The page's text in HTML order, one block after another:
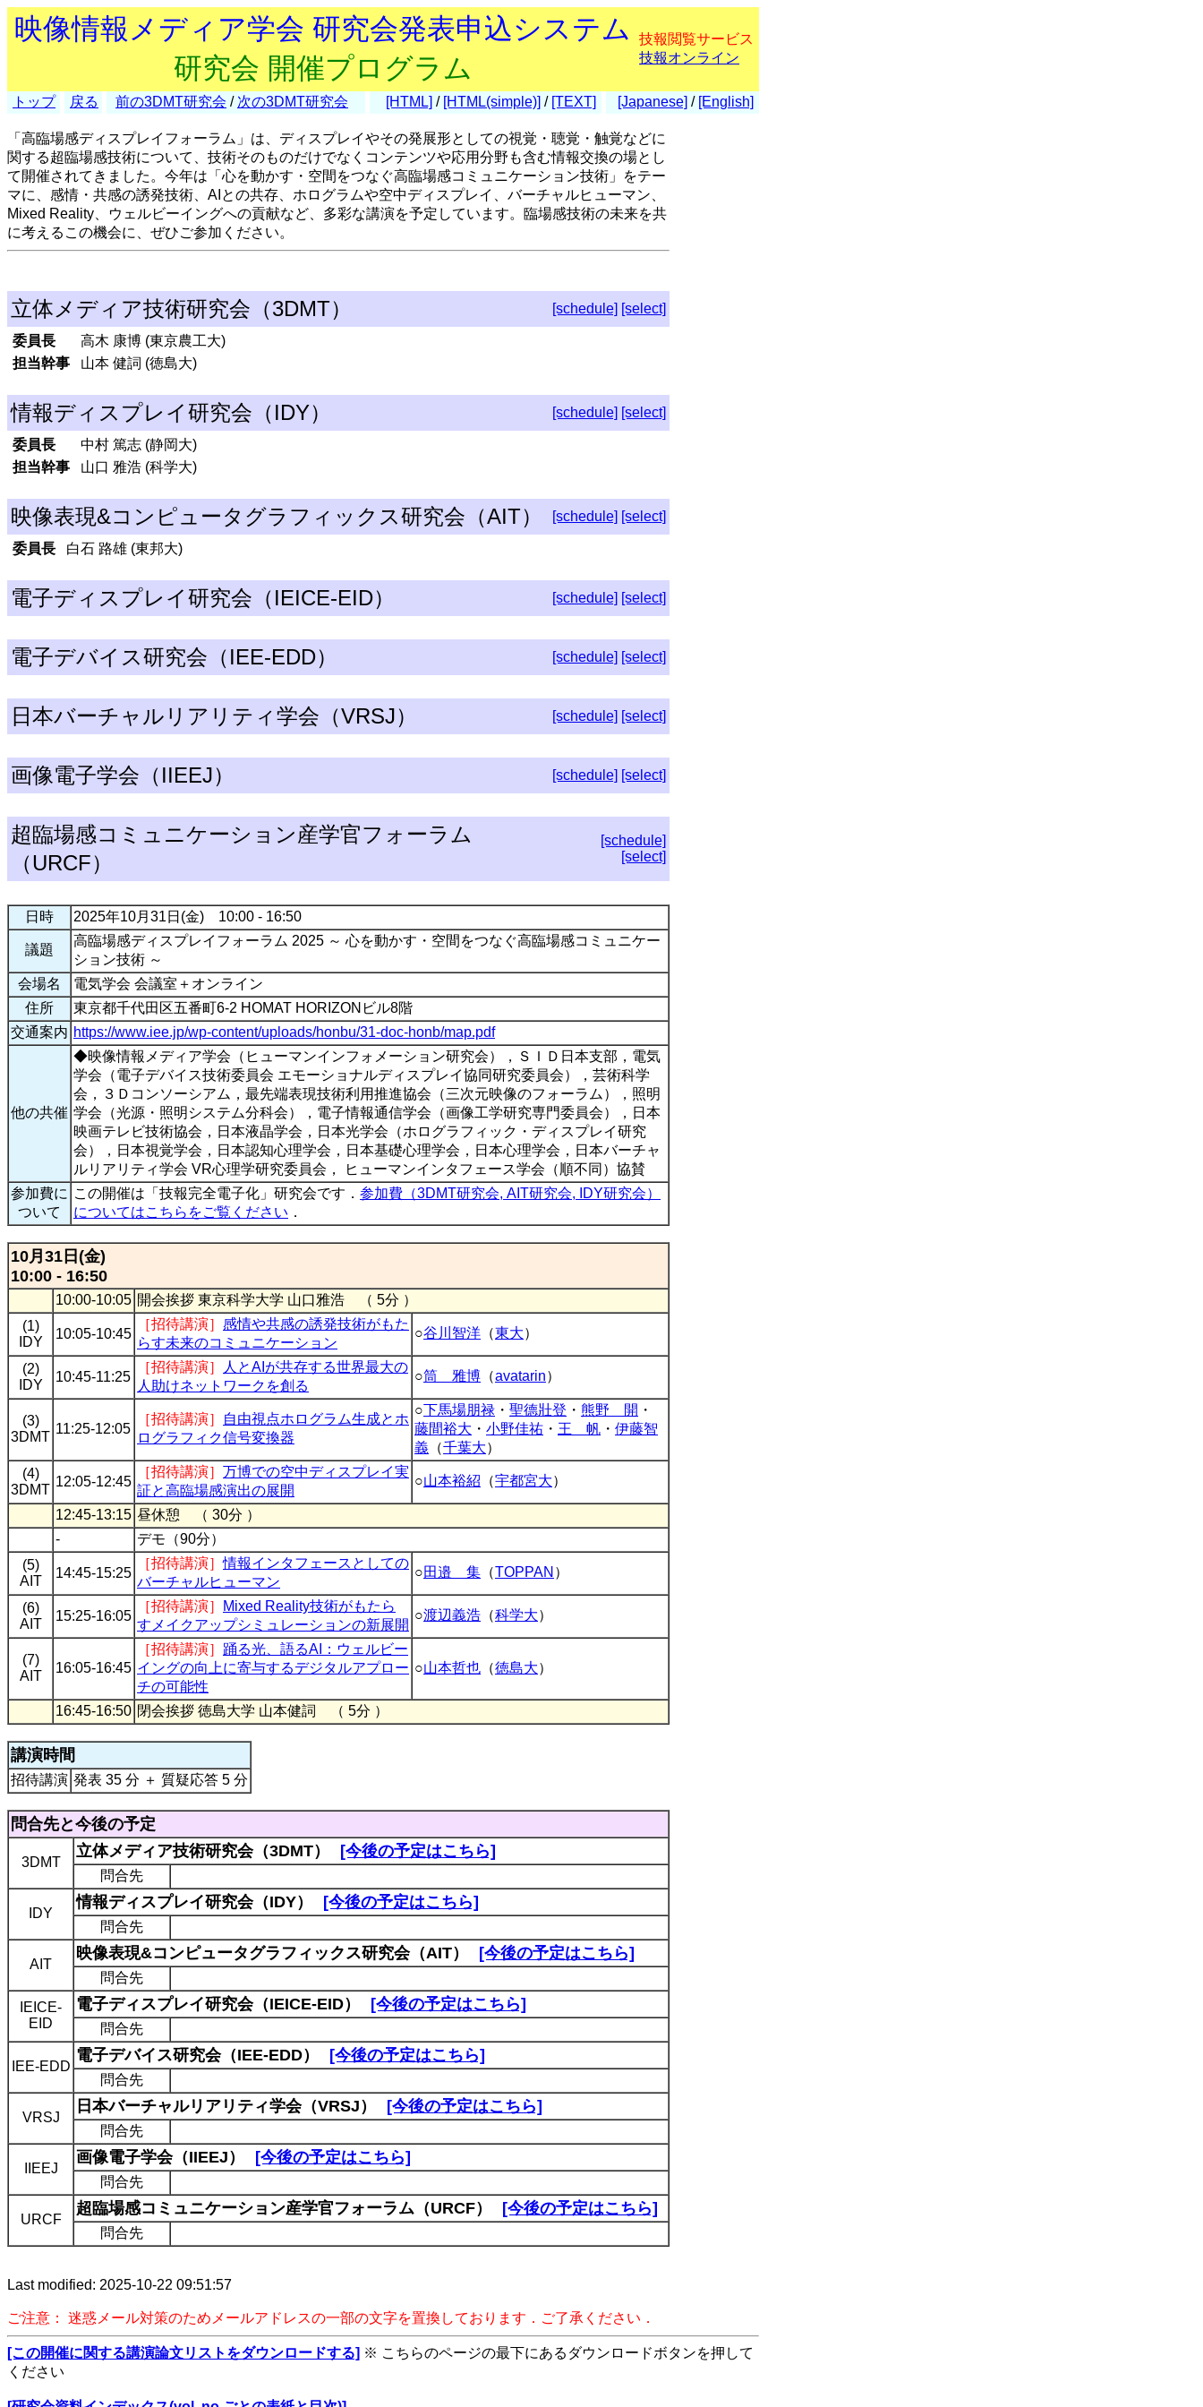
映像情報メディア学会 研究会発表申込システム
研究会 開催プログラム
技報閲覧サービス
技報オンライン
トップ 戻る 前の3DMT研究会 / 次の3DMT研究会 [HTML] / [HTML(simple)] / [TEXT] [Japanese] / [English]
「高臨場感ディスプレイフォーラム」は、ディスプレイやその発展形としての視覚・聴覚・触覚などに
関する超臨場感技術について、技術そのものだけでなくコンテンツや応用分野も含む情報交換の場とし
て開催されてきました。今年は「心を動かす・空間をつなぐ高臨場感コミュニケーション技術」をテー
マに、感情・共感の誘発技術、AIとの共存、ホログラムや空中ディスプレイ、バーチャルヒューマン、
Mixed Reality、ウェルビーイングへの貢献など、多彩な講演を予定しています。臨場感技術の未来を共
に考えるこの機会に、ぜひご参加ください。
立体メディア技術研究会（3DMT） [schedule] [select]
委員長
高木 康博 (東京農工大)
担当幹事
山本 健詞 (徳島大)
情報ディスプレイ研究会（IDY） [schedule] [select]
委員長
中村 篤志 (静岡大)
担当幹事
山口 雅浩 (科学大)
映像表現&コンピュータグラフィックス研究会（AIT） [schedule] [select]
委員長 白石 路雄 (東邦大)
電子ディスプレイ研究会（IEICE-EID） [schedule] [select]
電子デバイス研究会（IEE-EDD） [schedule] [select]
日本バーチャルリアリティ学会（VRSJ） [schedule] [select]
画像電子学会（IIEEJ） [schedule] [select]
超臨場感コミュニケーション産学官フォーラム
（URCF）
[schedule]
[select]
日時 2025年10月31日(金) 10:00 - 16:50
議題
高臨場感ディスプレイフォーラム 2025 ～ 心を動かす・空間をつなぐ高臨場感コミュニケー
ション技術 ～
会場名
電気学会 会議室＋オンライン
住所
東京都千代田区五番町6-2 HOMAT HORIZONビル8階
交通案内 https://www.iee.jp/wp-content/uploads/honbu/31-doc-honb/map.pdf
他の共催
◆映像情報メディア学会（ヒューマンインフォメーション研究会），ＳＩＤ日本支部，電気
学会（電子デバイス技術委員会 エモーショナルディスプレイ協同研究委員会），芸術科学
会，３Ｄコンソーシアム，最先端表現技術利用推進協会（三次元映像のフォーラム），照明
学会（光源・照明システム分科会），電子情報通信学会（画像工学研究専門委員会），日本
映画テレビ技術協会，日本液晶学会，日本光学会（ホログラフィック・ディスプレイ研究
会），日本視覚学会，日本認知心理学会，日本基礎心理学会，日本心理学会，日本バーチャ
ルリアリティ学会 VR心理学研究委員会， ヒューマンインタフェース学会（順不同）協賛
参加費に
ついて
この開催は「技報完全電子化」研究会です． 参加費（3DMT研究会, AIT研究会, IDY研究会）
についてはこちらをご覧ください ．
10月31日(金)
10:00 - 16:50
10:00-10:05 開会挨拶 東京科学大学 山口雅浩 （ 5分 ）
(1)
IDY
10:05-10:45
［招待講演］ 感情や共感の誘発技術がもた
らす未来のコミュニケーション
○谷川智洋 （東大）
(2)
IDY
10:45-11:25
［招待講演］
人とAIが共存する世界最大の
人助けネットワークを創る
○筒 雅博 （avatarin）
(3)
3DMT
11:25-12:05
［招待講演］
自由視点ホログラム生成とホ
ログラフィク信号変換器
○下馬場朋禄 ・ 聖德壯登 ・ 熊野 開 ・
藤間裕大 ・ 小野佳祐 ・ 王 帆 ・ 伊藤智
義 （千葉大）
(4)
3DMT
12:05-12:45
［招待講演］ 万博での空中ディスプレイ実
証と高臨場感演出の展開
○山本裕紹 （宇都宮大）
12:45-13:15 昼休憩 （ 30分 ）
-
デモ（90分）
(5)
AIT
14:45-15:25
［招待講演］情報インタフェースとしての
バーチャルヒューマン
○田邉 集 （TOPPAN ）
(6)
AIT
15:25-16:05
［招待講演］
Mixed Reality技術がもたら
すメイクアップシミュレーションの新展開
○渡辺義浩 （科学大）
(7)
AIT
16:05-16:45
［招待講演］ 踊る光、語るAI：ウェルビー
イングの向上に寄与するデジタルアプロー
チの可能性
○山本哲也 （徳島大）
16:45-16:50 閉会挨拶 徳島大学 山本健詞 （ 5分 ）
講演時間
招待講演 発表 35 分 ＋ 質疑応答 5 分
問合先と今後の予定
3DMT
立体メディア技術研究会（3DMT） [今後の予定はこちら]
問合先
IDY
情報ディスプレイ研究会（IDY） [今後の予定はこちら]
問合先
AIT
映像表現&コンピュータグラフィックス研究会（AIT） [今後の予定はこちら]
問合先
IEICE-
EID
電子ディスプレイ研究会（IEICE-EID） [今後の予定はこちら]
問合先
IEE-EDD
電子デバイス研究会（IEE-EDD） [今後の予定はこちら]
問合先
VRSJ
日本バーチャルリアリティ学会（VRSJ） [今後の予定はこちら]
問合先
IIEEJ
画像電子学会（IIEEJ） [今後の予定はこちら]
問合先
URCF
超臨場感コミュニケーション産学官フォーラム（URCF） [今後の予定はこちら]
問合先
Last modified: 2025-10-22 09:51:57
ご注意： 迷惑メール対策のためメールアドレスの一部の文字を置換しております．ご了承ください．
[この開催に関する講演論文リストをダウンロードする] ※ こちらのページの最下にあるダウンロードボタンを押して
ください